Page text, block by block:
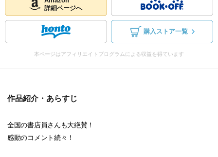
詳細ページへ
購入ストア一覧
本ページはアフィリエイトプログラムによる収益を得ています
作品紹介・あらすじ
全国の書店員さんも大絶賛！
感動のコメント続々！